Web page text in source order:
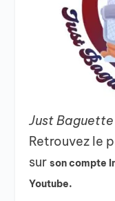
Just
Retrouvez le
surson compte
Youtube.